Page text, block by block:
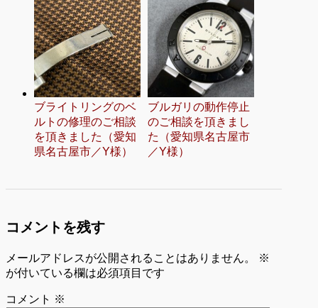
ブライトリングのベ
ルトの修理のご相談
を頂きました（愛知
県名古屋市／Y様）
ブルガリの動作停止
のご相談を頂きまし
た（愛知県名古屋市
／Y様）
コメントを残す
メールアドレスが公開されることはありません。
※
が付いている欄は必須項目です
コメント ※